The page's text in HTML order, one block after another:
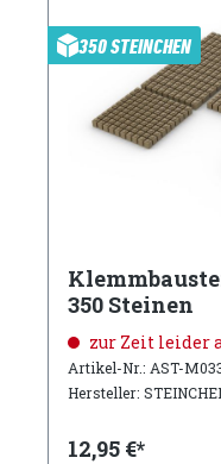
350 STEINCHEN
350 Steinen
zur Zeit leider
Artikel-Nr.: AST-
Hersteller:
12,95 €*